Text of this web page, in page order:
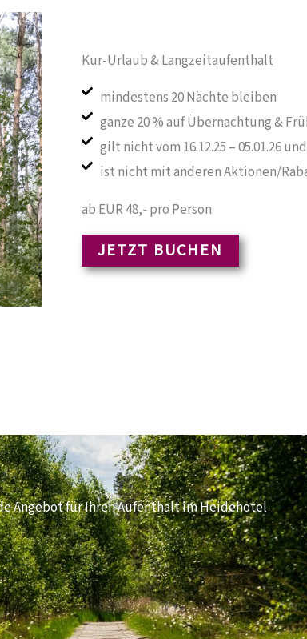
Kur-Urlaub & Langzeitaufenthalt
mindestens 20 Nächte bleiben
ganze 20 % auf Übernachtung &
gilt nicht vom 16.12.25 – 05.01.26 und
ist nicht mit anderen Aktionen/
ab EUR 48,- pro Person
JETZT BUCHEN
Angebot für Ihren Aufenthalt im Heidehotel